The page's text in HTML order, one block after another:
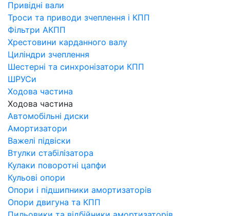
Привідні вали
Троси та приводи зчеплення і КПП
Фільтри АКПП
Хрестовини карданного валу
Циліндри зчеплення
Шестерні та синхронізатори КПП
ШРУСи
Ходова частина
Ходова частина
Автомобільні диски
Амортизатори
Важелі підвіски
Втулки стабілізатора
Кулаки поворотні цапфи
Кульові опори
Опори і підшипники амортизаторів
Опори двигуна та КПП